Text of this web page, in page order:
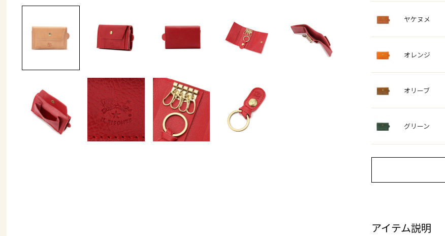
ヤケヌメ
オレンジ
オリーブ
グリーン
アイテム説明